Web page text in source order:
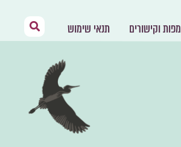
מפות וקישורים תנאי שימוש